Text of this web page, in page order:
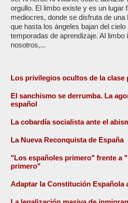
orgullo. El limbo existe y es un lugar
mediocres, donde se disfruta de una
que hasta los ángeles bajan del
temporadas de aprendizaje. Al
nosotros,...
Los privilegios ocultos de la clase
El sanchismo se derrumba. La
español
La cobardía socialista ante el
La Nueva Reconquista de España
"Los españoles primero" frente a
primero"
Adaptar la Constitución Española